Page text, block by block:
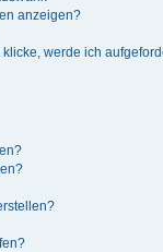
anzeigen?
werde ich